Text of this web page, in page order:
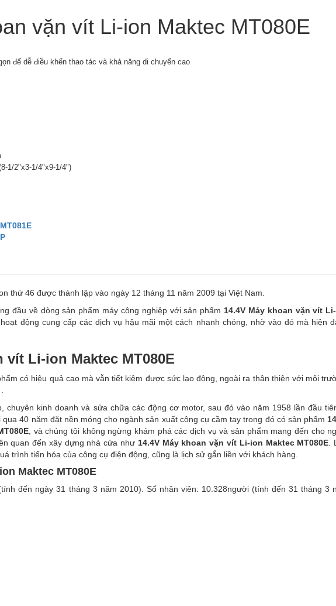
vặn vít Li-ion Maktec MT080E
để dễ điều khển thao tác và khả năng di chuyển cao
1/2"x3-1/4"x9-1/4")
thứ 46 được thành lập vào ngày 12 tháng 11 năm 2009 tại Việt Nam.
đầu về dòng sản phẩm máy công nghiệp với sản phẩm14.4V Máy khoan vặn vít
động cung cấp các dịch vụ hậu mãi một cách nhanh chóng, nhờ vào đó mà hiện
vít Li-ion Maktec MT080E
có hiệu quả cao mà vẫn tiết kiệm được sức lao động, ngoài ra thân thiện với môi
chuyên kinh doanh và sửa chữa các động cơ motor, sau đó vào năm 1958 lần đầu
qua 40 năm đặt nền móng cho ngành sản xuất công cụ cầm tay trong đó có sản phẩm
, và chúng tôi không ngừng khám phá các dịch vụ và sản phẩm mang đến cho
quan đến xây dựng nhà cửa như 14.4V Máy khoan vặn vít Li-ion Maktec MT080E.
trình tiến hóa của công cụ điện động, cũng là lịch sử gắn liền với khách hàng.
Maktec MT080E
đến ngày 31 tháng 3 năm 2010). Số nhân viên: 10.328người (tính đến 31 tháng 3